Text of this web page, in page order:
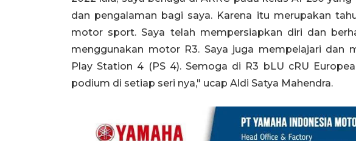
dan pengalaman bagi saya. Karena itu merupakan
motor sport. Saya telah mempersiapkan diri dan
menggunakan motor R3. Saya juga mempelajari dan
Play Station 4 (PS 4). Semoga di R3 bLU cRU
podium di setiap seri nya," ucap Aldi Satya Mahendra.